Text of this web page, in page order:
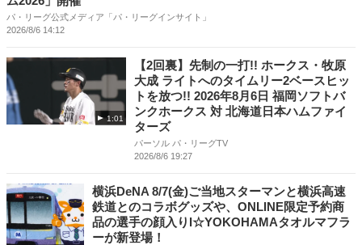
パ・リーグ公式メディア「パ・リーグインサイト」
2026/8/6 14:12
1:01
【2回裏】先制の一打!! ホークス・牧原
大成 ライトへのタイムリー2ベースヒッ
トを放つ!! 2026年8月6日 福岡ソフトバ
ンクホークス 対 北海道日本ハムファイ
ターズ
パーソル パ・リーグTV
2026/8/6 19:27
横浜DeNA 8/7(金)ご当地スターマンと横浜高速
鉄道とのコラボグッズや、ONLINE限定予約商
品の選手の顔入りI☆YOKOHAMAタオルマフラ
ーが新登場！